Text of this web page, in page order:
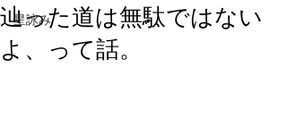
星詠み
辿った道は無駄ではない
よ、って話。